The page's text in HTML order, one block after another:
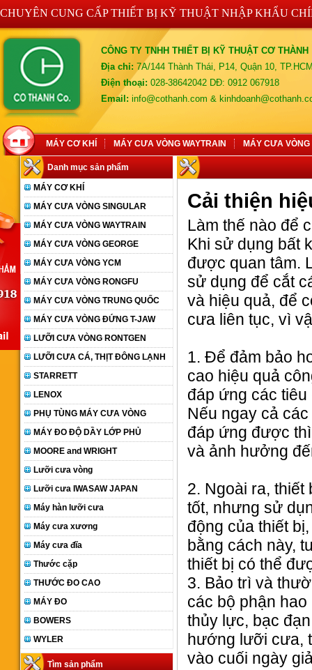
CHUYÊN CUNG CẤP THIẾT BỊ KỸ THUẬT NHẬP KHẨU
CÔNG TY TNHH THIẾT BỊ KỸ THUẬT CƠ THÀNH
Địa chỉ: 7A/144 Thành Thái, P14, Quận 10,
Điện thoại: 028-38642042 DĐ: 0912 067918
Email: info@cothanh.com &
MÁY CƠ KHÍ MÁY CƯA VÒNG WAYTRAIN MÁY CƯA VÒNG
Danh mục sản phẩm
MÁY CƠ KHÍ
MÁY CƯA VÒNG SINGULAR
MÁY CƯA VÒNG WAYTRAIN
MÁY CƯA VÒNG GEORGE
MÁY CƯA VÒNG YCM
MÁY CƯA VÒNG RONGFU
MÁY CƯA VÒNG TRUNG QUỐC
MÁY CƯA VÒNG ĐỨNG T-JAW
LƯỠI CƯA VÒNG RONTGEN
LƯỠI CƯA CÁ, THỊT ĐÔNG LẠNH
STARRETT
LENOX
PHỤ TÙNG MÁY CƯA VÒNG
MÁY ĐO ĐỘ DẦY LỚP PHỦ
MOORE and WRIGHT
Lưỡi cưa vòng
Lưỡi cưa IWASAW JAPAN
Máy hàn lưỡi cưa
Máy cưa xương
Máy cưa đĩa
Thước cặp
THƯỚC ĐO CAO
MÁY ĐO
BOWERS
WYLER
Tìm sản phẩm
Cải thiện
Làm thế nào để
Khi sử dụng bất
được quan tâm.
sử dụng để cắt
và hiệu quả, để
cưa liên tục, vì
1. Để đảm bảo
cao hiệu quả
đáp ứng các
Nếu ngay cả
đáp ứng được
và ảnh hưởng
2. Ngoài ra,
tốt, nhưng sử
động của thiết
bằng cách này,
thiết bị có thể
3. Bảo trì và
các bộ phận
thủy lực, bạc
hướng lưỡi cưa,
vào cuối ngày